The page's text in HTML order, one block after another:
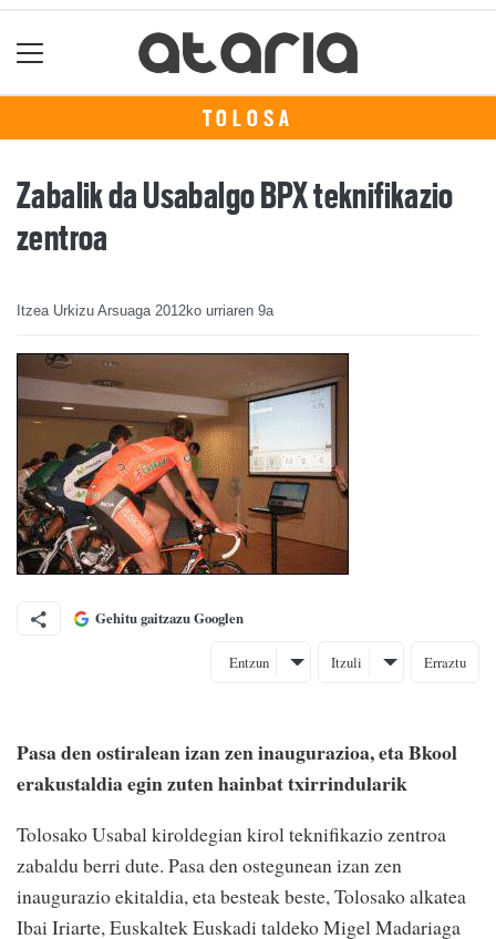
TOLOSA
Zabalik da Usabalgo BPX teknifikazio
zentroa
Itzea Urkizu Arsuaga 2012ko urriaren 9a
Gehitu gaitzazu Googlen
Entzun Itzuli Erraztu
Pasa den ostiralean izan zen inaugurazioa, eta Bkool
erakustaldia egin zuten hainbat txirrindularik
Tolosako Usabal kiroldegian kirol teknifikazio zentroa
zabaldu berri dute. Pasa den ostegunean izan zen
inaugurazio ekitaldia, eta besteak beste, Tolosako alkatea
Ibai Iriarte, Euskaltek Euskadi taldeko Migel Madariaga